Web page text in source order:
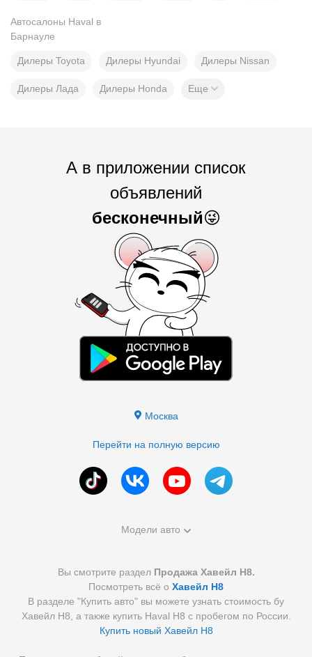
Автосалоны Haval в
Барнауле
Дилеры Toyota Дилеры Hyundai Дилеры Nissan
Дилеры Лада Дилеры Honda Еще
А в приложении список
объявлений
бесконечный😜
Москва
Перейти на полную версию
Модели авто
Вы смотрите раздел Продажа Хавейл Н8.
Посмотреть всё о Хавейл Н8
В разделе "Купить авто" вы можете узнать стоимость бу
Хавейл Н8, а также купить Haval H8 с пробегом по России.
Купить новый Хавейл Н8